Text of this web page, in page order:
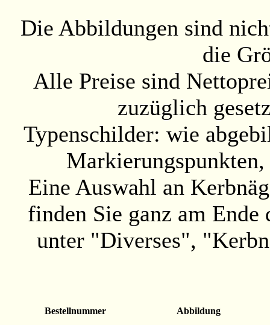
Die Abbildungen sind
die
Alle Preise sind
zuzüglich
Typenschilder: wie
Eine Auswahl an
finden Sie ganz am
unter "Diverses",
Bestellnummer Abbildung